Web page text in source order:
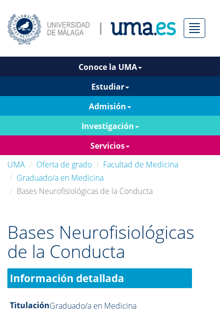
Menú
Conoce la UMA
Estudiar
Admisión
Investigación
Servicios
UMA
Oferta de grado
Facultad de Medicina
Graduado/a en Medicina
Bases Neurofisiológicas de la Conducta
Bases Neurofisiológicas
de la Conducta
Información detallada
TitulaciónGraduado/a en Medicina